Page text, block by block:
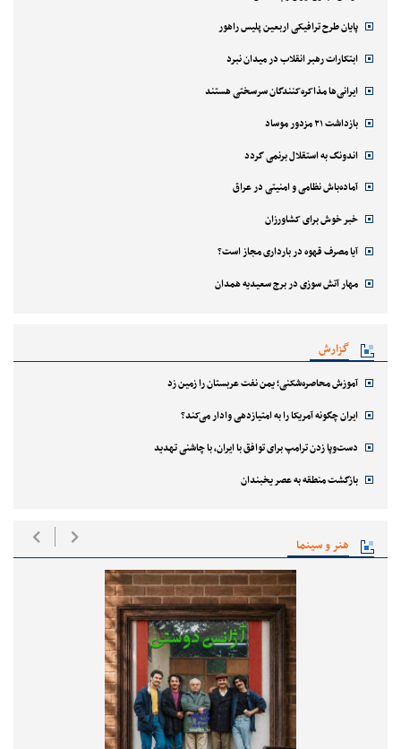
پایان طرح ترافیکی اربعین پلیس راهور
ابتکارات رهبر انقلاب در میدان نبرد
ایرانی‌ها مذاکره‌کنندگان سرسختی هستند
بازداشت ۲۱ مزدور موساد
اندونگ به استقلال برنمی گردد
آماده‌باش نظامی و امنیتی در عراق
خبر خوش برای کشاورزان
آیا مصرف قهوه در بارداری مجاز است؟
مهار آتش سوزی در برج سعیدیه همدان
گزارش
آموزش محاصره‌شکنی؛ یمن نفت عربستان را زمین زد
ایران چگونه آمریکا را به امتیازدهی وادار می‌کند؟
دست‌وپا زدن ترامپ برای توافق با ایران، با چاشنی تهدید
بازگشت منطقه به عصر یخبندان
هنر و سینما